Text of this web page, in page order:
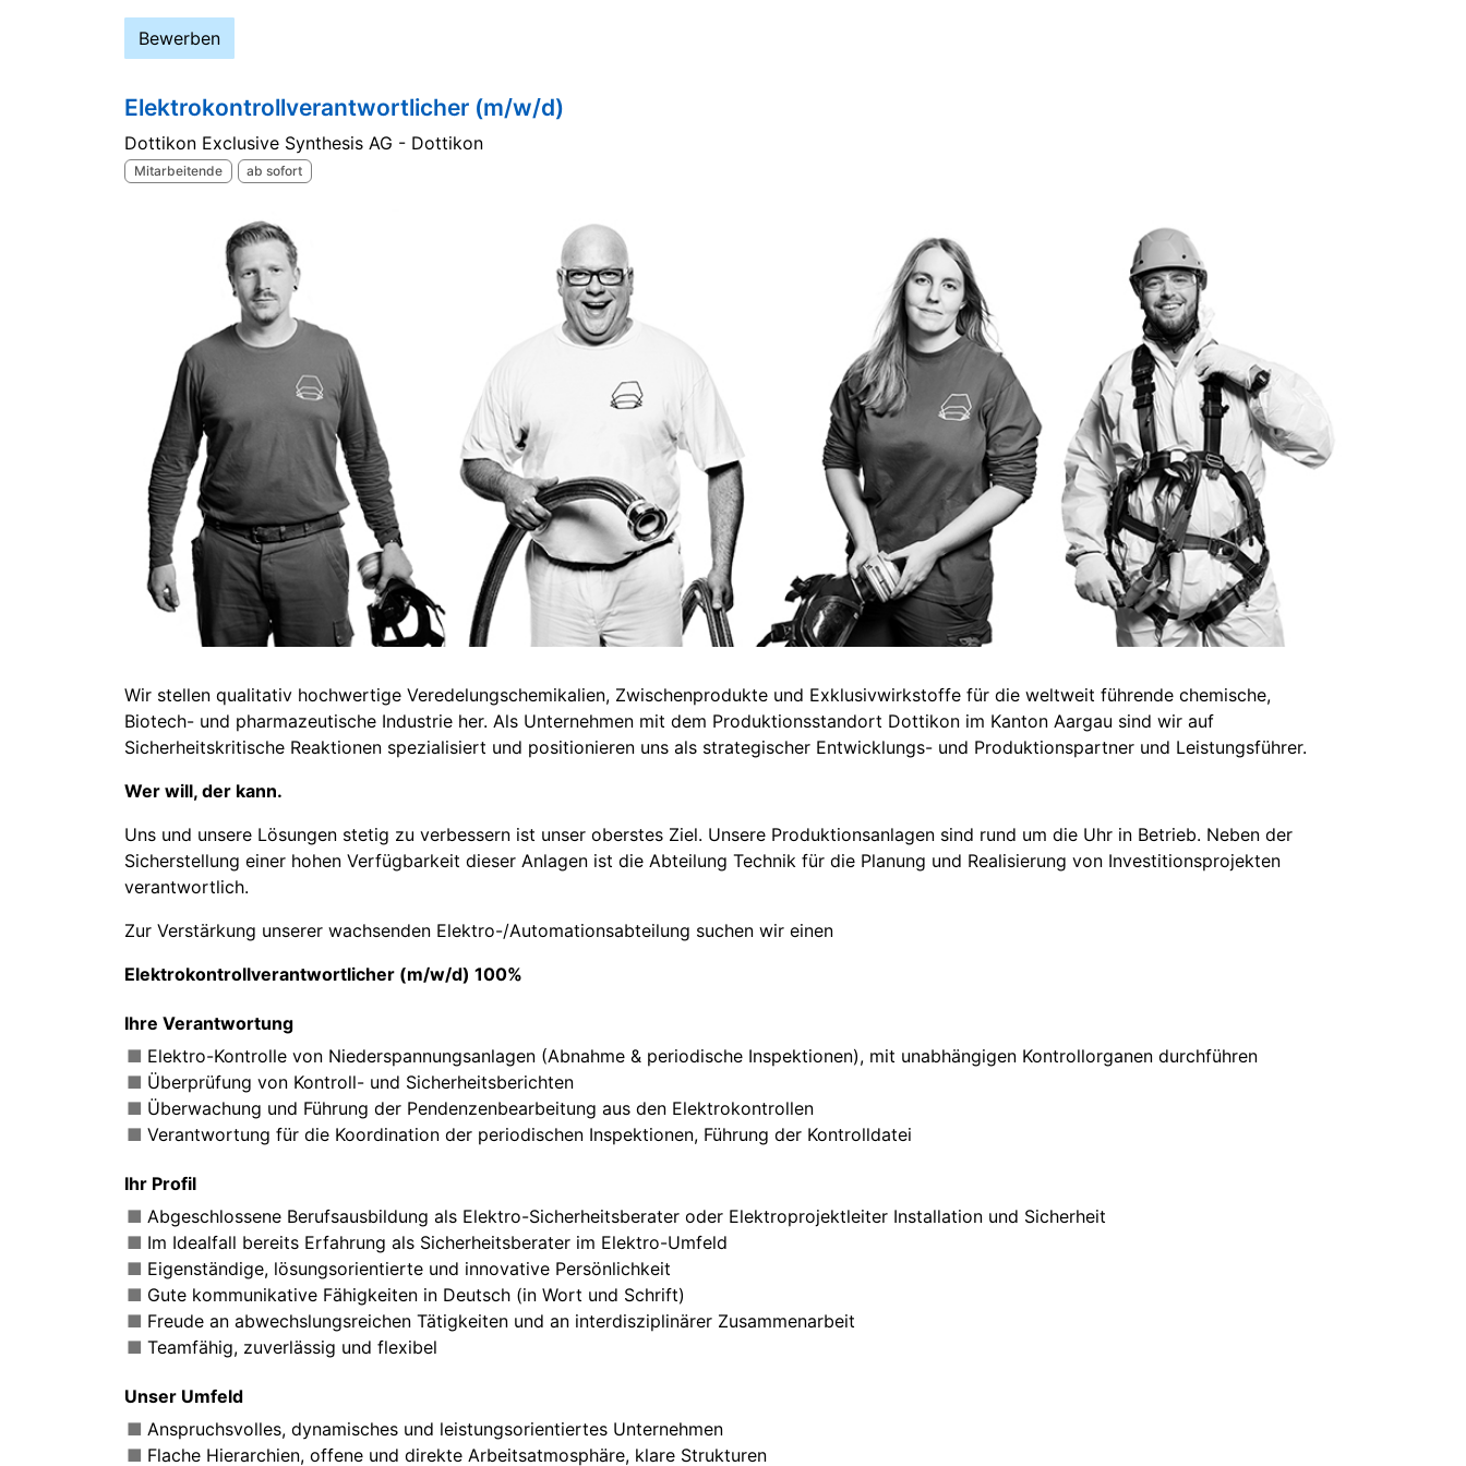
Bewerben
Elektrokontrollverantwortlicher (m/w/d)
Dottikon Exclusive Synthesis AG - Dottikon
Mitarbeitende ab sofort
Wir stellen qualitativ hochwertige Veredelungschemikalien, Zwischenprodukte und Exklusivwirkstoffe für die weltweit führende chemische,
Biotech- und pharmazeutische Industrie her. Als Unternehmen mit dem Produktionsstandort Dottikon im Kanton Aargau sind wir auf
Sicherheitskritische Reaktionen spezialisiert und positionieren uns als strategischer Entwicklungs- und Produktionspartner und Leistungsführer.
Wer will, der kann.
Uns und unsere Lösungen stetig zu verbessern ist unser oberstes Ziel. Unsere Produktionsanlagen sind rund um die Uhr in Betrieb. Neben der
Sicherstellung einer hohen Verfügbarkeit dieser Anlagen ist die Abteilung Technik für die Planung und Realisierung von Investitionsprojekten
verantwortlich.
Zur Verstärkung unserer wachsenden Elektro-/Automationsabteilung suchen wir einen
Elektrokontrollverantwortlicher (m/w/d) 100%
Ihre Verantwortung
Elektro-Kontrolle von Niederspannungsanlagen (Abnahme & periodische Inspektionen), mit unabhängigen Kontrollorganen durchführen
Überprüfung von Kontroll- und Sicherheitsberichten
Überwachung und Führung der Pendenzenbearbeitung aus den Elektrokontrollen
Verantwortung für die Koordination der periodischen Inspektionen, Führung der Kontrolldatei
Ihr Profil
Abgeschlossene Berufsausbildung als Elektro-Sicherheitsberater oder Elektroprojektleiter Installation und Sicherheit
Im Idealfall bereits Erfahrung als Sicherheitsberater im Elektro-Umfeld
Eigenständige, lösungsorientierte und innovative Persönlichkeit
Gute kommunikative Fähigkeiten in Deutsch (in Wort und Schrift)
Freude an abwechslungsreichen Tätigkeiten und an interdisziplinärer Zusammenarbeit
Teamfähig, zuverlässig und flexibel
Unser Umfeld
Anspruchsvolles, dynamisches und leistungsorientiertes Unternehmen
Flache Hierarchien, offene und direkte Arbeitsatmosphäre, klare Strukturen